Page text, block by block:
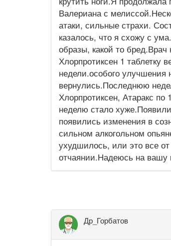
Валериана с
атаки, сильные страхи.
казалось, что я схожу с
образы, какой то
Хлорпротиксен 1 таблетку
недели.особого
вернулись.Последнюю
Хлорпротиксен, Атаракс
неделю стало
появились изменения в
сильном алкогольном
ухудшилось, или это все
отчаянии.Надеюсь на
Др_Горбатов